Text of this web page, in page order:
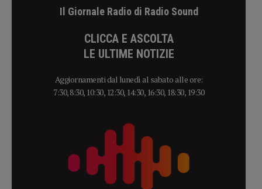
Il Giornale Radio di Radio Sound
CLICCA E ASCOLTA
LE ULTIME NOTIZIE
Aggiornamenti dal lunedì al sabato alle ore:
7:30, 8:30, 10:30, 12:30, 14:30, 16:30, 18:30, 19:30